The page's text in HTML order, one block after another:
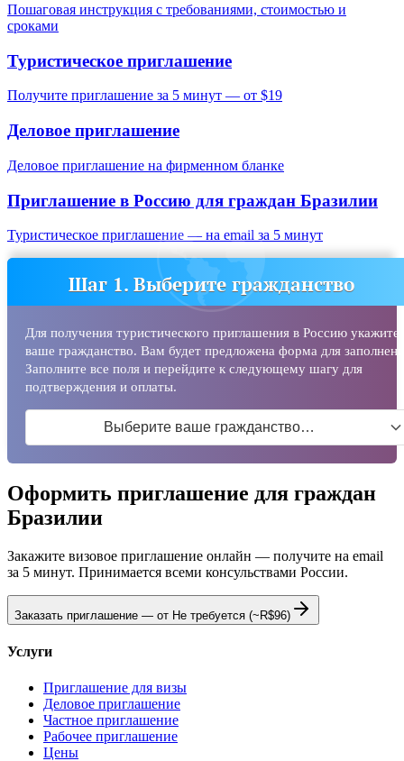
Пошаговая инструкция с требованиями, стоимостью и
сроками
Туристическое приглашение
Получите приглашение за 5 минут — от $19
Деловое приглашение
Деловое приглашение на фирменном бланке
Приглашение в Россию для граждан Бразилии
Туристическое приглашение — на email за 5 минут
Шаг 1. Выберите гражданство
Для получения туристического приглашения в Россию укажите
ваше гражданство. Вам будет предложена форма для
Заполните все поля и перейдите к следующему шагу для
подтверждения и оплаты.
Выберите ваше гражданство…
Оформить приглашение для граждан
Бразилии
Закажите визовое приглашение онлайн — получите на email
за 5 минут. Принимается всеми консульствами России.
Заказать приглашение — от Не требуется (~R$96)
Услуги
Приглашение для визы
Деловое приглашение
Частное приглашение
Рабочее приглашение
Цены